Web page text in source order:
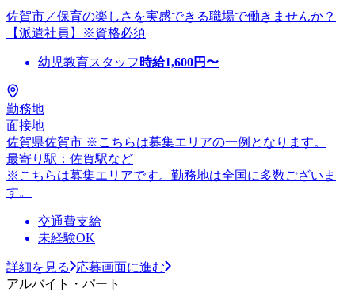
佐賀市／保育の楽しさを実感できる職場で働きませんか？
【派遣社員】※資格必須
幼児教育スタッフ 時給1,600円〜
勤務地
面接地
佐賀県佐賀市 ※こちらは募集エリアの一例となります。
最寄り駅：佐賀駅など
※こちらは募集エリアです。勤務地は全国に多数ございま
す。
交通費支給
未経験OK
詳細を見る
応募画面に進む
アルバイト・パート